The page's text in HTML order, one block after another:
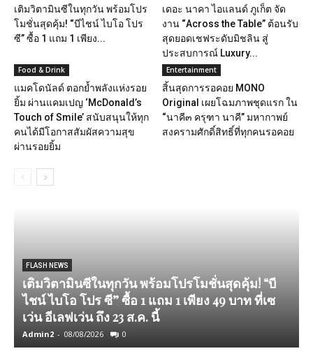
เติมวิตามินซีในทุกวัน พร้อมโปร
โมชั่นสุดคุ้ม! “บีไชน์ ไบโอ โปร
ซี” ซื้อ 1 แถม 1 เพียง...
เดอะ นาคา ไอแลนด์ ภูเก็ต จัด
งาน “Across the Table” ต้อนรับ
สุดยอดเชฟระดับมิชลิน สู่
ประสบการณ์ Luxury...
Food & Drink
แมคโดนัลด์ ตอกย้ำพลังแห่งรอย
ยิ้ม ผ่านแคมเปญ ‘McDonald’s
Touch of Smile’ สนับสนุนให้ทุก
คนได้มีโอกาสสัมผัสความสุข
ผ่านรอยยิ้ม
Entertainment
สิ้นสุดการรอคอย MONO
Original เผยโฉมภาพชุดแรก ใน
“นาคี๓ ครุฑา นาคี” มหากาพย์
สงครามศักดิ์สิทธิ์ที่ทุกคนรอคอย
FLASH NEWS
เติมวิตามินซีในทุกวัน พร้อมโปรโมชั่นสุดคุ้ม! “บี
ไชน์ ไบโอ โปร ซี” ซื้อ 1 แถม 1 เพียง 49 บาท ที่เซ
เว่น อีเลฟเว่น ถึง 23 ส.ค. นี้
Admin2 - 08/08/2026 0